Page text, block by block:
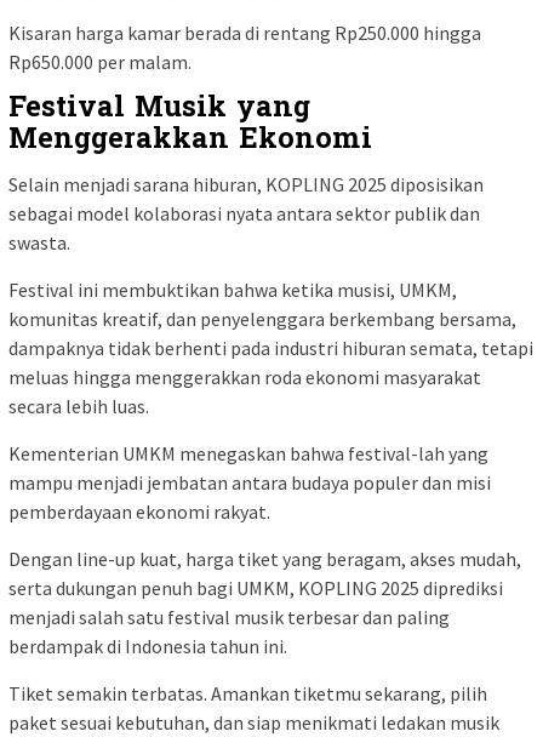
Kisaran harga kamar berada di rentang Rp250.000 hingga
Rp650.000 per malam.
Festival Musik yang
Menggerakkan Ekonomi
Selain menjadi sarana hiburan, KOPLING 2025 diposisikan
sebagai model kolaborasi nyata antara sektor publik dan
swasta.
Festival ini membuktikan bahwa ketika musisi, UMKM,
komunitas kreatif, dan penyelenggara berkembang bersama,
dampaknya tidak berhenti pada industri hiburan semata, tetapi
meluas hingga menggerakkan roda ekonomi masyarakat
secara lebih luas.
Kementerian UMKM menegaskan bahwa festival-lah yang
mampu menjadi jembatan antara budaya populer dan misi
pemberdayaan ekonomi rakyat.
Dengan line-up kuat, harga tiket yang beragam, akses mudah,
serta dukungan penuh bagi UMKM, KOPLING 2025 diprediksi
menjadi salah satu festival musik terbesar dan paling
berdampak di Indonesia tahun ini.
Tiket semakin terbatas. Amankan tiketmu sekarang, pilih
paket sesuai kebutuhan, dan siap menikmati ledakan musik